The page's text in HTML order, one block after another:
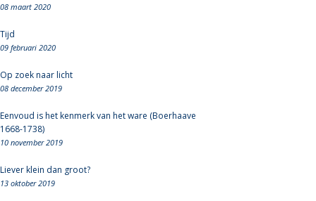
08 maart 2020
Tijd
09 februari 2020
Op zoek naar licht
08 december 2019
Eenvoud is het kenmerk van het ware (Boerhaave
1668-1738)
10 november 2019
Liever klein dan groot?
13 oktober 2019